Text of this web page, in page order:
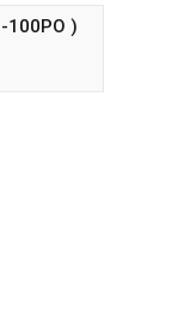
100PO )